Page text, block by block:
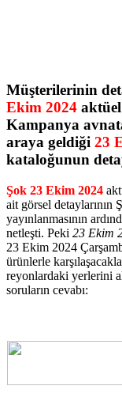
Müşterilerinin
Ekim 2024
Kampanya
araya geldiği 23
kataloğunun
Şok 23 Ekim 2024
ait görsel detaylarının
yayınlanmasının
netleşti. Peki 23 Ekim
23 Ekim 2024
ürünlerle
reyonlardaki yerlerini
soruların cevabı: